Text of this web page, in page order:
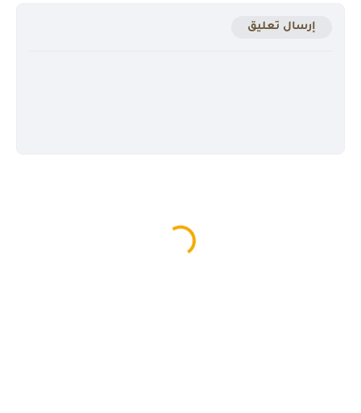
إرسال تعليق